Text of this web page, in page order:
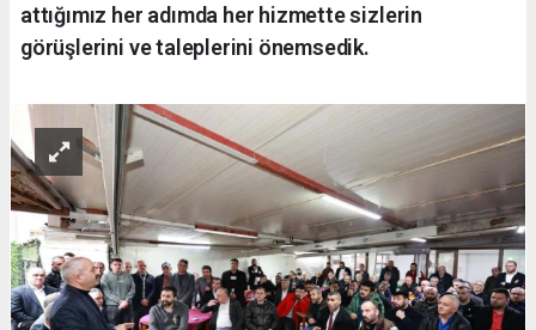
attığımız her adımda her hizmette sizlerin
görüşlerini ve taleplerini önemsedik.